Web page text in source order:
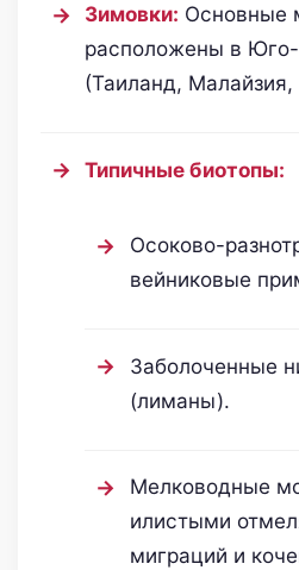
Зимовки: Основные
расположены в
(Таиланд,
Типичные биотопы:
Осоково-
вейниковые
Заболоченные
(лиманы).
Мелководные
илистыми
миграций и